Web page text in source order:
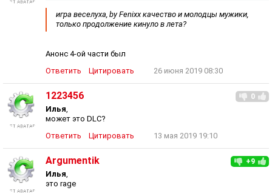
игра веселуха, by Fenixx качество и молодцы мужики,
только продолжение кинуло в лета?
Анонс 4-ой части был
Ответить
Цитировать 26 июня 2019 08:30
0
1223456
Илья,
может это DLC?
Ответить
Цитировать 13 мая 2019 19:10
+9
Argumentik
Илья,
это rage